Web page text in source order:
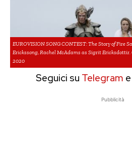
EUROVISION SONG CONTEST: The Story of Fire
Erickssong, Rachel McAdams as Sigrit
2020
Seguici su Telegram
Pubblicità